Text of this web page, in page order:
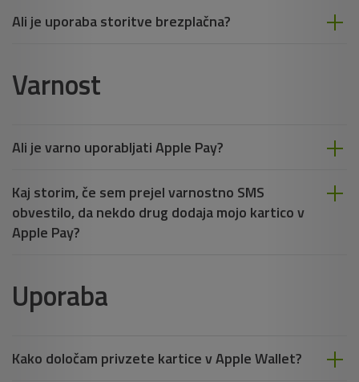
Ali je uporaba storitve brezplačna?
Varnost
Ali je varno uporabljati Apple Pay?
Kaj storim, če sem prejel varnostno SMS
obvestilo, da nekdo drug dodaja mojo kartico v
Apple Pay?
Uporaba
Kako določam privzete kartice v Apple Wallet?